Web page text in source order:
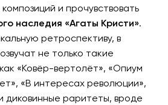
и прочувствовать
наследия «Агаты Кристи».
ретроспективу, в
не только такие
«Ковёр-вертолёт», «Опиум
«В интересах революции»,
диковинные раритеты, вроде